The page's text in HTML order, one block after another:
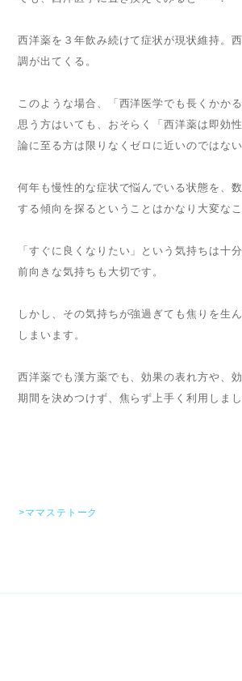
西洋薬を３年飲み続けて症状が現状維持。
調が出てくる。
このような場合、「西洋医学でも長くかか
思う方はいても、おそらく「西洋薬は即効
論に至る方は限りなくゼロに近いのではな
何年も慢性的な症状で悩んでいる状態を、
する傾向を探るということはかなり大変なこ
「すぐに良くなりたい」という気持ちは十
前向きな気持ちも大切です。
しかし、その気持ちが強過ぎても焦りを生
しまいます。
西洋薬でも漢方薬でも、効果の表れ方や、
期間を決めつけず、焦らず上手く利用しまし
>ママステトーク